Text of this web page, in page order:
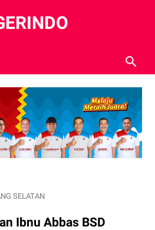
SELATAN
Ibnu Abbas BSD